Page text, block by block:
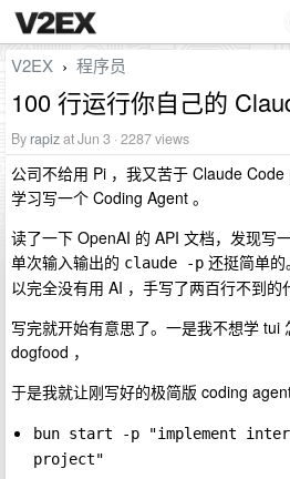
V2EX › 程序员
100 行运行你自己的
By rapizat Jun 3 · 2287 views
公司不给用 Pi ，我又苦于 Claude
学习写一个 Coding Agent 。
读了一下 OpenAI 的 API 文档，发现写
单次输入输出的 claude -p 还挺简单
以完全没有用 AI ，手写了两百行不到的
写完就开始有意思了。一是我不想学 tui
dogfood ，
于是我就让刚写好的极简版 coding
bun start -p "implement
project"